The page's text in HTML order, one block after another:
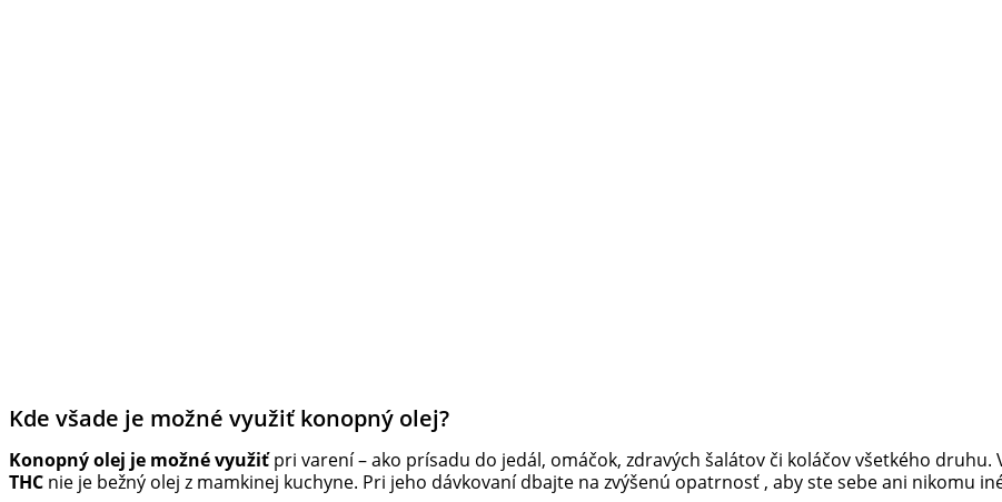
Kde všade je možné využiť konopný olej?
Konopný olej je možné využiťpri varení – ako prísadu do jedál, omáčok, zdravých šalátov či koláčov všetkého druhu.
THC nie je bežný olej z mamkinej kuchyne. Pri jeho dávkovaní dbajte na zvýšenú opatrnosť , aby ste sebe ani nikomu